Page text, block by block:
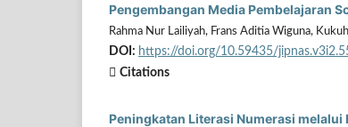
Pengembangan Media Pembelajaran
Rahma Nur Lailiyah, Frans Aditia Wiguna,
DOI: https://doi.org/10.59435/
Citations
Peningkatan Literasi Numerasi